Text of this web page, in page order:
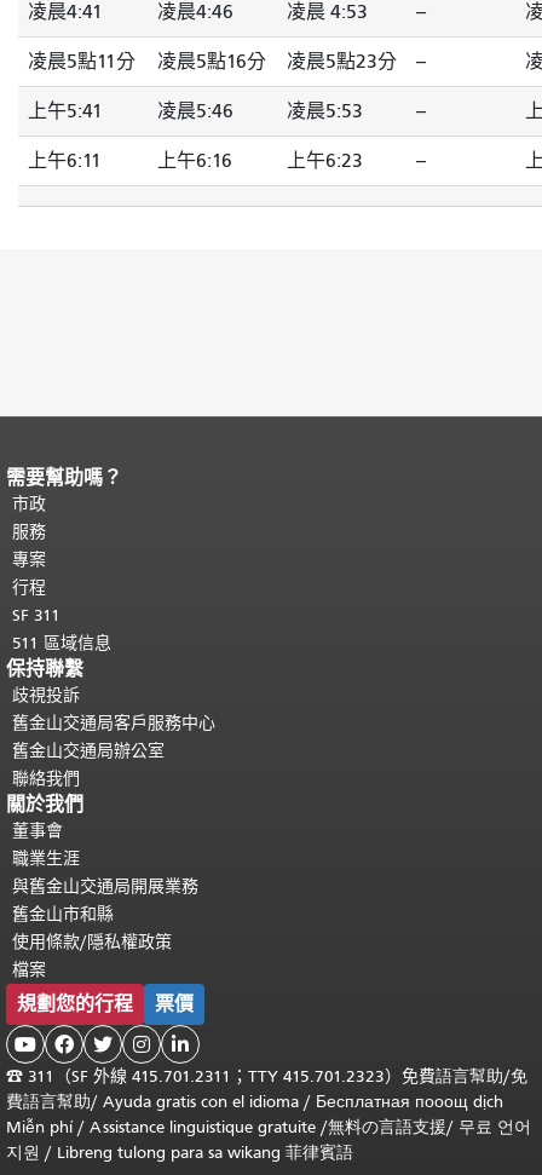
凌晨4:41 凌晨4:46 凌晨 4:53 --
凌晨5點11分 凌晨5點16分 凌晨5點23分 --
上午5:41 凌晨5:46 凌晨5:53 --
上午6:11 上午6:16 上午6:23 --
頁面內容結束。
都會重複顯示。
需要幫助嗎？
市政
服務
專案
行程
SF 311
511 區域信息
保持聯繫
歧視投訴
舊金山交通局客戶服務中心
舊金山交通局辦公室
聯絡我們
關於我們
董事會
職業生涯
與舊金山交通局開展業務
舊金山市和縣
使用條款/隱私權政策
檔案
規劃您的行程 票價
    
☎ 311（SF 外線 415.701.2311；TTY 415.701.2323）免費語言幫助/免
費語言幫助/ Ayuda gratis con el idioma / Бесплатная пооощ dịch
Miễn phí/ Assistance linguistique gratuite /無料の言語支援/ 무료 언어
지원 / Libreng tulong para sa wikang 菲律賓語